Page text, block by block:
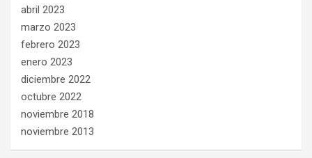
abril 2023
marzo 2023
febrero 2023
enero 2023
diciembre 2022
octubre 2022
noviembre 2018
noviembre 2013